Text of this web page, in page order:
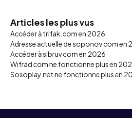
Articles les plus vus
Accéder à trifak.com en 2026
Adresse actuelle de soponov com en
Accéder à sibruv com en 2026
Wifrad com ne fonctionne plus en
Sosoplay.net ne fonctionne plus en